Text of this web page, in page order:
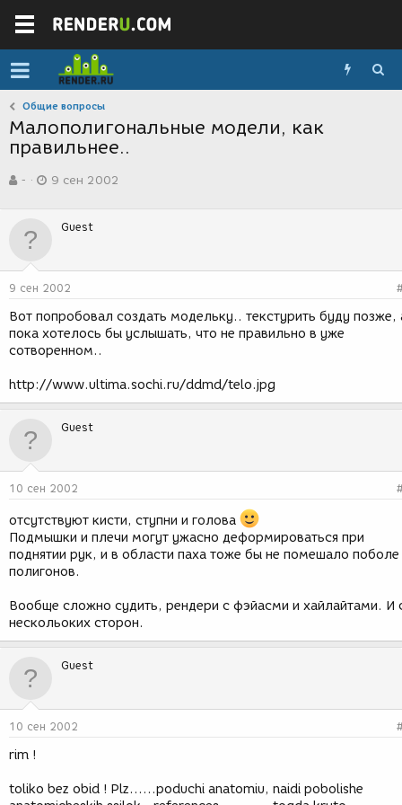
Общие вопросы
Малополигональные модели, как
правильнее..
в
р
-
а
д
н
и
я
9 сен 2002
Guest
9 сен 2002
Вот попробовал создать модельку.. текстурить буду позже,
пока хотелось бы услышать, что не правильно в уже
сотворенном..
http://www.ultima.sochi.ru/ddmd/telo.jpg
Guest
10 сен 2002
отсутствуют кисти, ступни и голова
Подмышки и плечи могут ужасно деформироваться при
поднятии рук, и в области паха тоже бы не помешало поболе
полигонов.
Вообще сложно судить, рендери с фэйасми и хайлайтами. И
нескольоких сторон.
Guest
10 сен 2002
rim !
toliko bez obid ! Plz......poduchi anatomiu, naidi pobolishe